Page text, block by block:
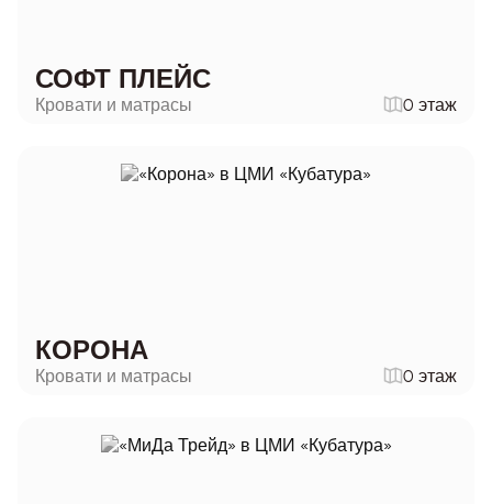
СОФТ ПЛЕЙС
Кровати и матрасы 0 этаж
КОРОНА
Кровати и матрасы 0 этаж